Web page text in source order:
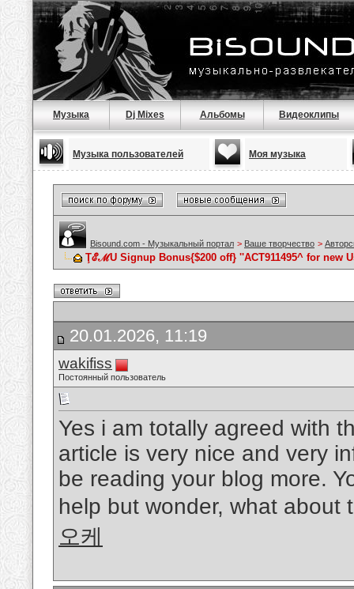
Музыка Dj Mixes Альбомы Видеоклипы
Музыка пользователей Моя музыка
Bisound.com - Музыкальный портал > Ваше творчество >
ŢℰℳU Signup Bonus{$200 off} ''ACT911495^ for new
20.01.2026, 11:19
wakifiss
Постоянный пользователь
Yes i am totally agreed with
article is very nice and very
be reading your blog more.
help but wonder, what
오케